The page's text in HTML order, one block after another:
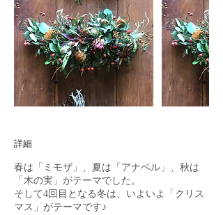
詳細
春は「ミモザ」、夏は「アナベル」、秋は
「木の実」がテーマでした。
そして4回目となる冬は、いよいよ「クリス
マス」がテーマです♪